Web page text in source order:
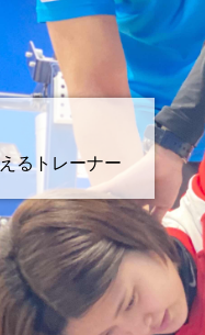
るトレーナー